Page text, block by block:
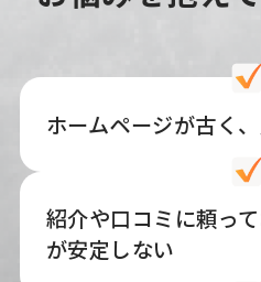
ホームページが古く
紹介や口コミに頼っ
が安定しない